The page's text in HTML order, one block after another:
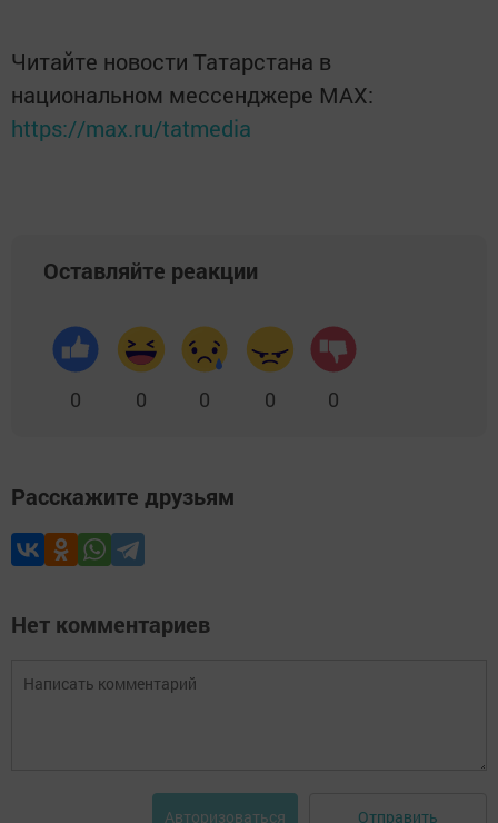
Читайте новости Татарстана в
национальном мессенджере MАХ:
https://max.ru/tatmedia
Оставляйте реакции
0 0 0 0 0
Расскажите друзьям
Нет комментариев
Авторизоваться Отправить